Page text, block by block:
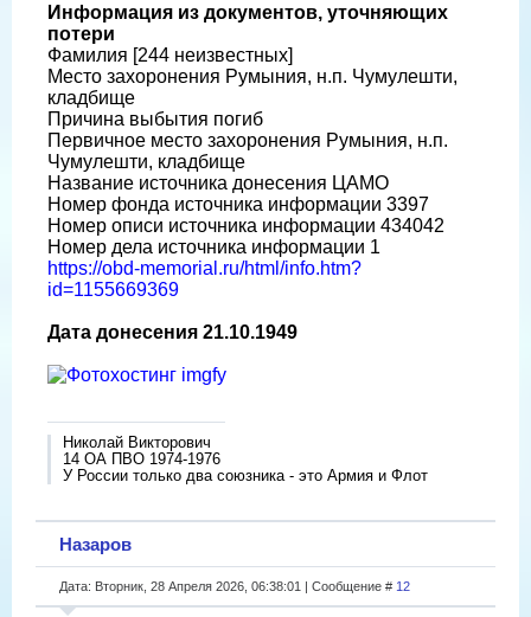
Информация из документов, уточняющих
потери
Фамилия [244 неизвестных]
Место захоронения Румыния, н.п. Чумулешти,
кладбище
Причина выбытия погиб
Первичное место захоронения Румыния, н.п.
Чумулешти, кладбище
Название источника донесения ЦАМО
Номер фонда источника информации 3397
Номер описи источника информации 434042
Номер дела источника информации 1
https://obd-memorial.ru/html/info.htm?
id=1155669369
Дата донесения 21.10.1949
Николай Викторович
14 ОА ПВО 1974-1976
У России только два союзника - это Армия и Флот
Назаров
Дата: Вторник, 28 Апреля 2026, 06:38:01 | Сообщение # 12